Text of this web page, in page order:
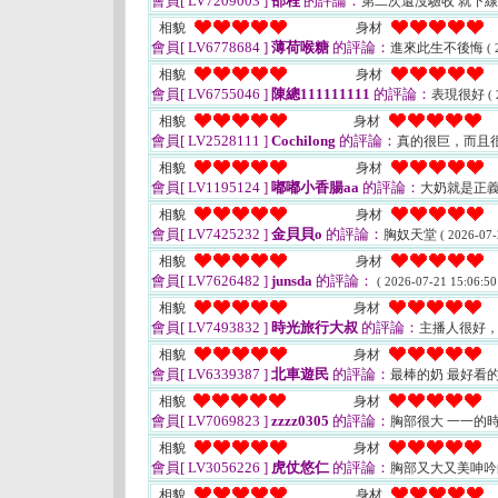
相貌
身材
會員[ LV6778684 ] 薄荷喉糖 的評論： 進來此生不後悔 (
相貌 身材
會員[ LV6755046 ] 陳總111111111 的評論： 表現很好 (
相貌 身材
會員[ LV2528111 ] Cochilong 的評論： 真的很巨，而且
相貌
身材
會員[ LV1195124 ] 嘟嘟小香腸aa 的評論： 大奶就是正
相貌
身材
會員[ LV7425232 ] 金貝貝o 的評論： 胸奴天堂 ( 2026-
相貌 身材
會員[ LV7626482 ] junsda 的評論： ( 2026-07-21
相貌 身材
會員[ LV7493832 ] 時光旅行大叔 的評論： 主播人很好
相貌
身材
會員[ LV6339387 ] 北車遊民 的評論： 最棒的奶 最好看
相貌
身材
會員[ LV7069823 ] zzzz0305 的評論： 胸部很大 一一的
相貌
身材
會員[ LV3056226 ] 虎仗悠仁的評論： 胸部又大又美呻
相貌
身材